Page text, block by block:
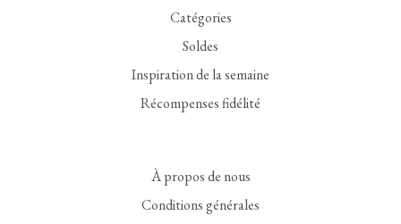
Catégories
Soldes
Inspiration de la semaine
Récompenses fidélité
À propos de nous
Conditions générales